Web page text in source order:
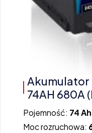
Akumulator
74AH 680A
Pojemność: 74 Ah
Moc rozruchowa: